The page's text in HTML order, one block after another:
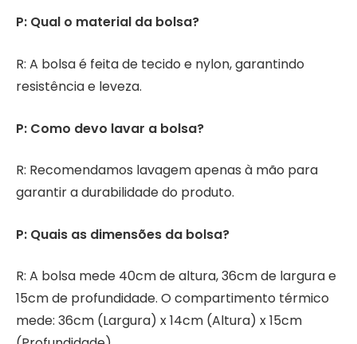
P: Qual o material da bolsa?
R: A bolsa é feita de tecido e nylon, garantindo
resistência e leveza.
P: Como devo lavar a bolsa?
R: Recomendamos lavagem apenas à mão para
garantir a durabilidade do produto.
P: Quais as dimensões da bolsa?
R: A bolsa mede 40cm de altura, 36cm de largura e
15cm de profundidade. O compartimento térmico
mede: 36cm (Largura) x 14cm (Altura) x 15cm